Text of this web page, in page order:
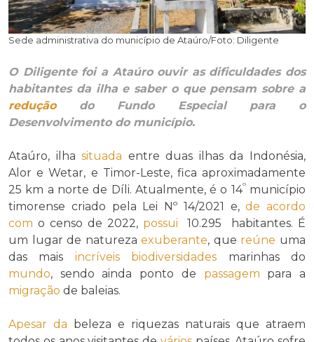
Sede administrativa do município de Ataúro/Foto: Diligente
O Diligente foi a Ataúro ouvir as dificuldades dos
habitantes da ilha e saber o que pensam sobre a
reduçãodo Fundo Especial para o
Desenvolvimento do município.
Ataúro, ilhasituada entre duas ilhas da Indonésia,
Alor e Wetar, e Timor-Leste, fica aproximadamente
25 km a norte de Díli. Atualmente, é o 14ºmunicípio
timorense criado pela Lei Nº 14/2021 e,de acordo
com o censo de 2022, possui 10.295 habitantes. É
um lugar de naturezaexuberante, que reúne uma
das mais incríveis biodiversidades marinhas do
mundo, sendo ainda ponto de passagem para a
migração de baleias.
Apesar da beleza e riquezas naturais que atraem